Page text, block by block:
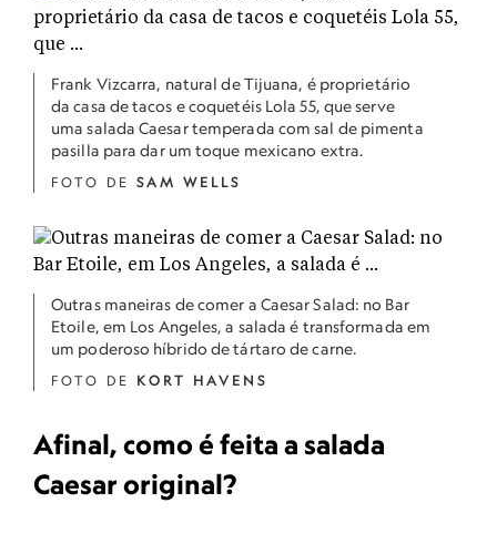
Frank Vizcarra, natural de Tijuana, é proprietário
da casa de tacos e coquetéis Lola 55, que serve
uma salada Caesar temperada com sal de pimenta
pasilla para dar um toque mexicano extra.
FOTO DE SAM WELLS
Outras maneiras de comer a Caesar Salad: no Bar
Etoile, em Los Angeles, a salada é transformada em
um poderoso híbrido de tártaro de carne.
FOTO DE KORT HAVENS
Afinal, como é feita a salada
Caesar original?